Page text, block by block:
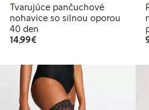
Tvarujúce pančuchové
nohavice so silnou oporou
40 den
14,99€14,99 €